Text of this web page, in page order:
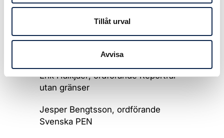
Tillåt urval
Avvisa
Astrid Menasanch Tobieson,
regissör/dramatiker
Calle Nathanson, VD Folkets Hus
Erik Halkjaer, ordförande Reportrar
utan gränser
Jesper Bengtsson, ordförande
Svenska PEN